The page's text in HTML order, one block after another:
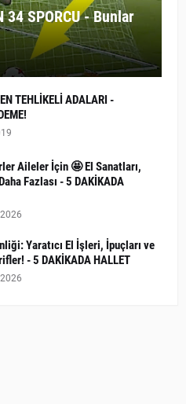
34 SPORCU - Bunlar
TEHLİKELİ ADALARI -
Aileler İçin 🤩 El Sanatları,
Fazlası - 5 DAKİKADA
Yaratıcı El İşleri, İpuçları ve
- 5 DAKİKADA HALLET